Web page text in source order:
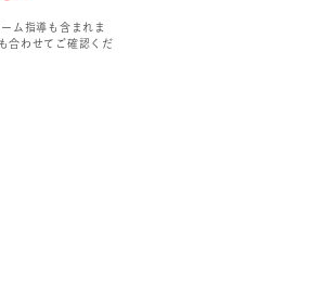
ム指導も含まれま
合わせてご確認くだ